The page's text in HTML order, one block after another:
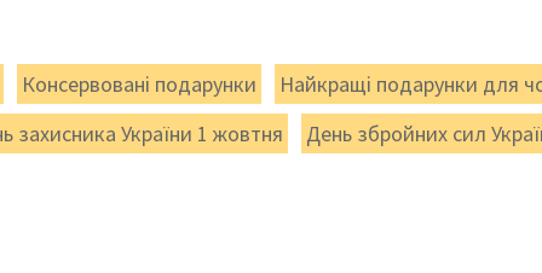
Консервовані подарунки Найкращі подарунки для
захисника України 1 жовтня День збройних сил